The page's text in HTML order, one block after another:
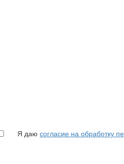
Я даю согласие на обработку